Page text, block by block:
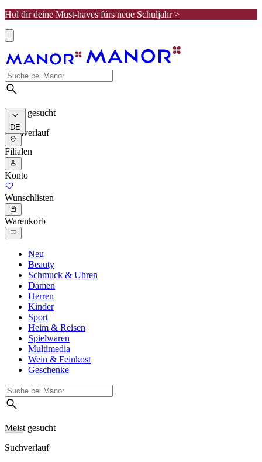
Hol dir deine Must-haves fürs neue Schuljahr >
Meist gesucht
Suchverlauf
DE
Filialen
Konto
Wunschlisten
Warenkorb
Neu
Beauty
Schmuck & Uhren
Damen
Herren
Kinder
Sport
Heim & Reisen
Spielwaren
Multimedia
Wein & Feinkost
Geschenke
Meist gesucht
Suchverlauf